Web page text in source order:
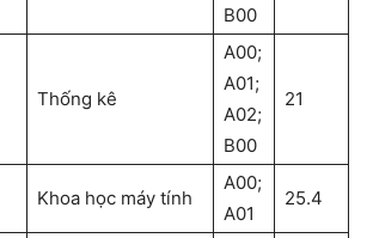
B00
Thống kê
A00;
A01;
A02;
B00
21
Khoa học máy tính
A00;
A01
25.4